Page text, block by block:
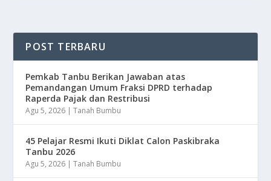
POST TERBARU
Pemkab Tanbu Berikan Jawaban atas
Pemandangan Umum Fraksi DPRD terhadap
Raperda Pajak dan Restribusi
Agu 5, 2026 |Tanah Bumbu
45 Pelajar Resmi Ikuti Diklat Calon Paskibraka
Tanbu 2026
Agu 5, 2026 |Tanah Bumbu